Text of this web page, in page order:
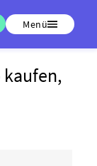
Menü
kaufen,